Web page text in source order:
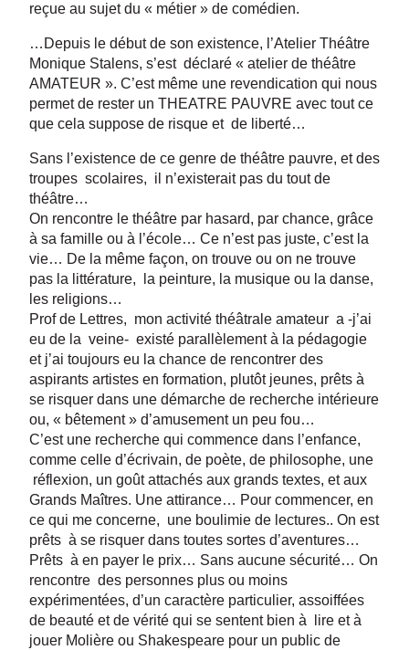
reçue au sujet du « métier » de comédien.
…Depuis le début de son existence, l’Atelier Théâtre
Monique Stalens, s’est déclaré « atelier de théâtre
AMATEUR ». C’est même une revendication qui nous
permet de rester un THEATRE PAUVRE avec tout ce
que cela suppose de risque et de liberté…
Sans l’existence de ce genre de théâtre pauvre, et des
troupes scolaires, il n’existerait pas du tout de
théâtre…
On rencontre le théâtre par hasard, par chance, grâce
à sa famille ou à l’école… Ce n’est pas juste, c’est la
vie… De la même façon, on trouve ou on ne trouve
pas la littérature, la peinture, la musique ou la danse,
les religions…
Prof de Lettres, mon activité théâtrale amateur a -j’ai
eu de la veine- existé parallèlement à la pédagogie
et j’ai toujours eu la chance de rencontrer des
aspirants artistes en formation, plutôt jeunes, prêts à
se risquer dans une démarche de recherche intérieure
ou, « bêtement » d’amusement un peu fou…
C’est une recherche qui commence dans l’enfance,
comme celle d’écrivain, de poète, de philosophe, une
réflexion, un goût attachés aux grands textes, et aux
Grands Maîtres. Une attirance… Pour commencer, en
ce qui me concerne, une boulimie de lectures.. On est
prêts à se risquer dans toutes sortes d’aventures…
Prêts à en payer le prix… Sans aucune sécurité… On
rencontre des personnes plus ou moins
expérimentées, d’un caractère particulier, assoiffées
de beauté et de vérité qui se sentent bien à lire et à
jouer Molière ou Shakespeare pour un public de